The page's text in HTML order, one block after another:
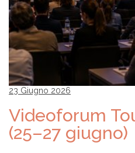
23 Giugno 2026
Videoforum
(25–27 giugno)